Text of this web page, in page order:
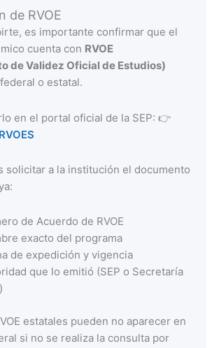
de RVOE
es importante confirmar que el
cuenta con RVOE
de Validez Oficial de Estudios)
o estatal.
en el portal oficial de la SEP: 👉
solicitar a la institución el documento
de Acuerdo de RVOE
exacto del programa
de expedición y vigencia
que lo emitió (SEP o Secretaría
estatales pueden no aparecer en
si no se realiza la consulta por